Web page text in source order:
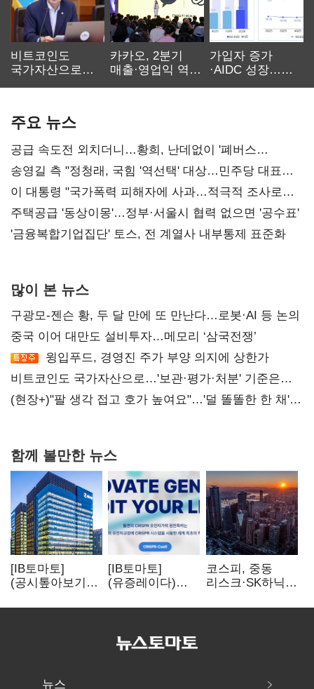
비트코인도
국가자산으로…'
카카오, 2분기
매출·영업익 역대
가입자 증가
·AIDC 성장…
주요 뉴스
공급 속도전 외치더니…황희, 난데없이 '폐버스
리모델링' 제안
송영길 측 "정청래, 국힘 '역선택' 대상…민주당 대표로
총선 지휘 못해"
이 대통령 "국가폭력 피해자에 사과…적극적 조사로
진실 밝혀야"
주택공급 '동상이몽'…정부·서울시 협력 없으면 '공수표'
'금융복합기업집단' 토스, 전 계열사 내부통제 표준화
많이 본 뉴스
구광모-젠슨 황, 두 달 만에 또 만난다…로봇·AI 등 논의
중국 이어 대만도 설비투자…메모리 ‘삼국전쟁’
윙입푸드, 경영진 주가 부양 의지에 상한가
비트코인도 국가자산으로…'보관·평가·처분' 기준은
숙제
(현장+)"팔 생각 접고 호가 높여요"…'덜 똘똘한 한 채'
함께 볼만한 뉴스
[IB토마토]
(공시톺아보기)
바로 매출로
[IB토마토]
(유증레이다)
3분의 1 토막…
비용부터 챙긴다
코스피, 중동
리스크·SK하닉
뒷걸음
뉴스